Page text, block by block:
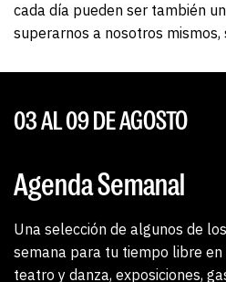
cada día pueden ser también
superarnos a nosotros
03 AL 09 DE AGOSTO
Agenda Semanal
Una selección de algunos de
semana para tu tiempo libre en
teatro y danza, exposiciones,